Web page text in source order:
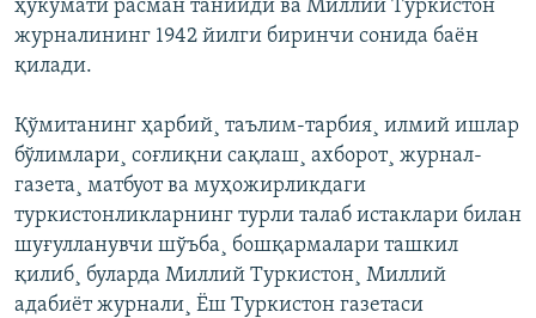
ҳукумати расман танийди ва Миллий Туркистон
журналининг 1942 йилги биринчи сонида баëн
қилади.
Қўмитанинг ҳарбий¸ таълим-тарбия¸ илмий ишлар
бўлимлари¸ соғлиқни сақлаш¸ ахборот¸ журнал-
газета¸ матбуот ва муҳожирликдаги
туркистонликларнинг турли талаб истаклари билан
шуғулланувчи шўъба¸ бошқармалари ташкил
қилиб¸ буларда Миллий Туркистон¸ Миллий
адабиëт журнали¸ Ëш Туркистон газетаси